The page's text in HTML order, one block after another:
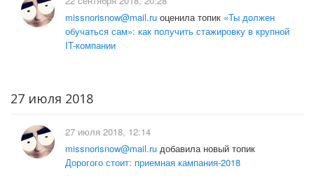
missnorisnow@mail.ru оценила топик «Ты должен
обучаться сам»: как получить стажировку в крупной
IT-компании
27 июля 2018
27 июля 2018, 12:14
missnorisnow@mail.ru добавила новый топик
Дорогого стоит: приемная кампания-2018